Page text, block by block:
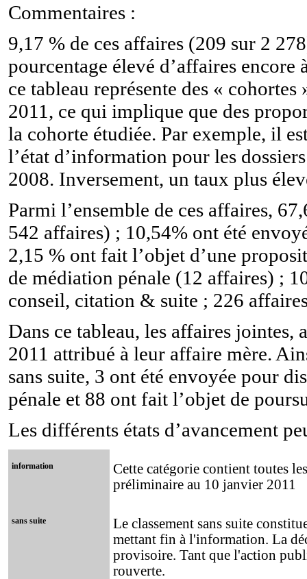
Commentaires :
9,17 % de ces affaires (209 sur 2
pourcentage élevé d’affaires
ce tableau représente des «
2011, ce qui implique que des
la cohorte étudiée. Par exemple, il
l’état d’information pour les
2008. Inversement, un taux plus
Parmi l’ensemble de ces affaires,
542 affaires) ; 10,54% ont été
2,15 % ont fait l’objet d’une
de médiation pénale (12 affaires) ;
conseil, citation & suite ; 226
Dans ce tableau, les affaires jointes,
2011 attribué à leur affaire mère.
sans suite, 3 ont été envoyée pour
pénale et 88 ont fait l’objet de
Les différents états d’avancement
information
Cette catégorie contient toutes
préliminaire au 10 janvier 2011
sans suite
Le classement sans suite
mettant fin à l'information. La
provisoire. Tant que l'action
rouverte.